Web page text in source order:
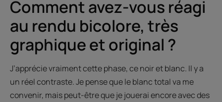
Comment avez-vous réagi
au rendu bicolore, très
graphique et original ?
J’apprécie vraiment cette phase, ce noir et blanc. Il y a
un réel contraste. Je pense que le blanc total va me
convenir, mais peut-être que je jouerai encore avec des